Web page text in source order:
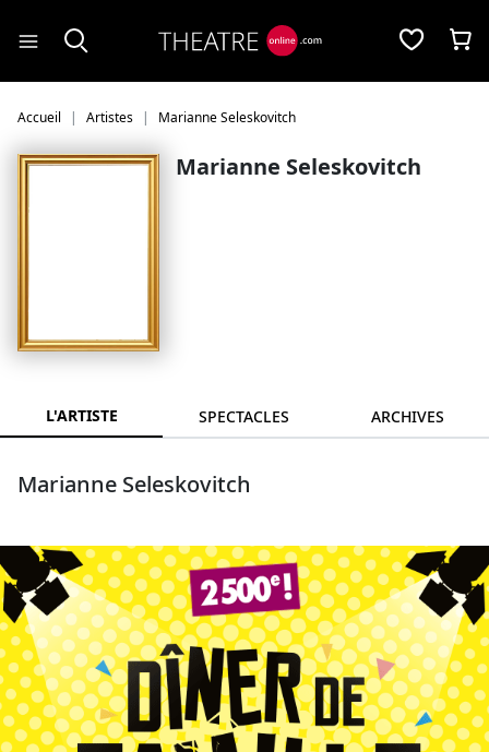
Accueil Artistes Marianne Seleskovitch
Marianne Seleskovitch
L'ARTISTE SPECTACLES ARCHIVES
Marianne Seleskovitch